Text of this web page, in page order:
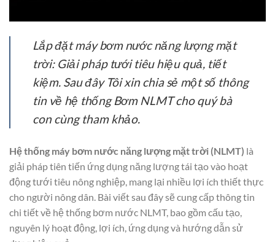
Lắp đặt máy bơm nước năng lượng mặt
trời: Giải pháp tưới tiêu hiệu quả, tiết
kiệm. Sau đây Tôi xin chia sẻ một số thông
tin về hệ thống Bơm NLMT cho quý bà
con cùng tham khảo.
Hệ thống máy bơm nước năng lượng mặt trời (NLMT) là
giải pháp tiên tiến ứng dụng năng lượng tái tạo vào hoạt
động tưới tiêu nông nghiệp, mang lại nhiều lợi ích thiết thực
cho người nông dân. Bài viết sau đây sẽ cung cấp thông tin
chi tiết về hệ thống bơm nước NLMT, bao gồm cấu tạo,
nguyên lý hoạt động, lợi ích, ứng dụng và hướng dẫn sử